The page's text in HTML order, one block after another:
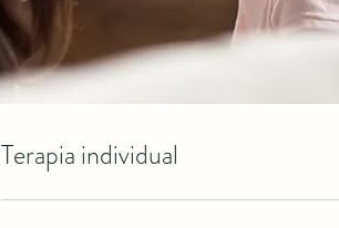
Terapia individual